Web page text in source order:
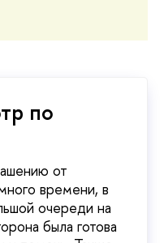
по
от
времени, в
очереди на
была готова